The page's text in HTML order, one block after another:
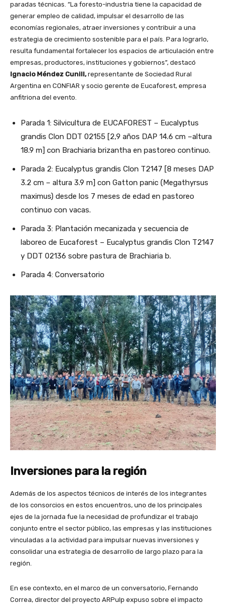
paradas técnicas. “La foresto-industria tiene la capacidad de
generar empleo de calidad, impulsar el desarrollo de las
economías regionales, atraer inversiones y contribuir a una
estrategia de crecimiento sostenible para el país. Para lograrlo,
resulta fundamental fortalecer los espacios de articulación entre
empresas, productores, instituciones y gobiernos”, destacó
Ignacio Méndez Cunill,representante de Sociedad Rural
Argentina en CONFIAR y socio gerente de Eucaforest, empresa
anfitriona del evento.
Parada 1: Silvicultura de EUCAFOREST – Eucalyptus
grandis Clon DDT 02155 [2,9 años DAP 14.6 cm –altura
18.9 m] con Brachiaria brizantha en pastoreo continuo.
Parada 2: Eucalyptus grandis Clon T2147 [8 meses DAP
3.2 cm – altura 3.9 m] con Gatton panic (Megathyrsus
maximus) desde los 7 meses de edad en pastoreo
continuo con vacas.
Parada 3: Plantación mecanizada y secuencia de
laboreo de Eucaforest – Eucalyptus grandis Clon T2147
y DDT 02136 sobre pastura de Brachiaria b.
Parada 4: Conversatorio
Inversiones para la región
Además de los aspectos técnicos de interés de los integrantes
de los consorcios en estos encuentros, uno de los principales
ejes de la jornada fue la necesidad de profundizar el trabajo
conjunto entre el sector público, las empresas y las instituciones
vinculadas a la actividad para impulsar nuevas inversiones y
consolidar una estrategia de desarrollo de largo plazo para la
región.
En ese contexto, en el marco de un conversatorio, Fernando
Correa, director del proyecto ARPulp expuso sobre el impacto